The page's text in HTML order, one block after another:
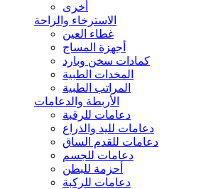
أخرى
الاسترخاء والراحة
غطاء العين
أجهزة المساج
كمادات سخن وبارد
المخدات الطبية
المراتب الطبية
الأربطة والدعامات
دعامات للرقبة
دعامات لليد والذراع
دعامات للقدم الساق
دعامات للجسم
أحزمة للبطن
دعامات للركبة